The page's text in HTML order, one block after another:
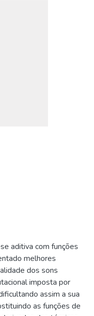
aditiva com funções
melhores
dos sons
imposta por
assim a sua
as funções de